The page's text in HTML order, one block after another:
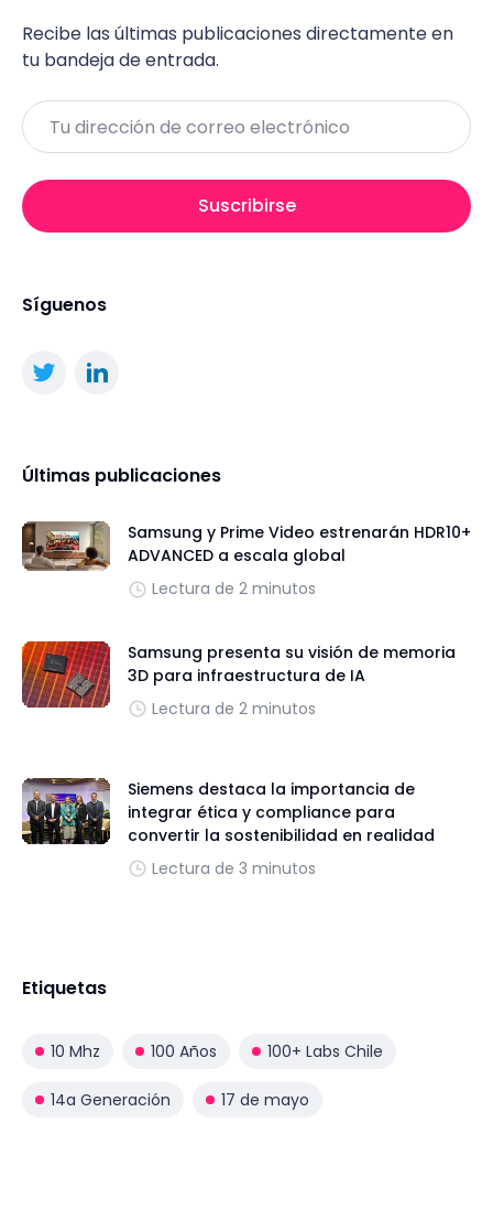
Recibe las últimas publicaciones directamente en
tu bandeja de entrada.
Email
Suscribirse
Síguenos
Últimas publicaciones
Samsung y Prime Video estrenarán HDR10+
ADVANCED a escala global
Lectura de 2 minutos
Samsung presenta su visión de memoria
3D para infraestructura de IA
Lectura de 2 minutos
Siemens destaca la importancia de
integrar ética y compliance para
convertir la sostenibilidad en realidad
Lectura de 3 minutos
Etiquetas
10 Mhz 100 Años 100+ Labs Chile
14a Generación 17 de mayo